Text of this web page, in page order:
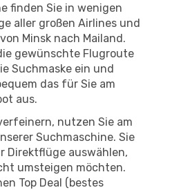
finden Sie in wenigen
aller großen Airlines und
Minsk nach Mailand.
gewünschte Flugroute
Suchmaske ein und
das für Sie am
aus.
nutzen Sie am
Suchmaschine. Sie
Direktflüge auswählen,
umsteigen möchten.
Top Deal (bestes